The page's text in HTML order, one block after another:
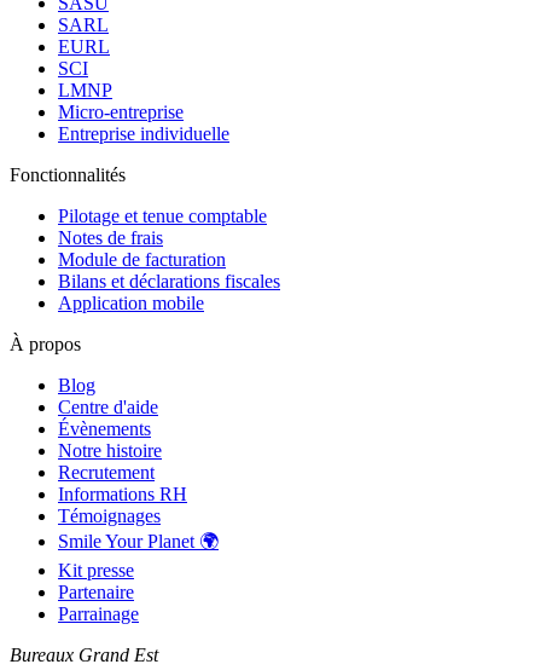
SARL
EURL
SCI
LMNP
Micro-entreprise
Entreprise individuelle
Fonctionnalités
Pilotage et tenue comptable
Notes de frais
Module de facturation
Bilans et déclarations fiscales
Application mobile
À propos
Blog
Centre d'aide
Évènements
Notre histoire
Recrutement
Informations RH
Témoignages
Smile Your Planet 🌍
Kit presse
Partenaire
Parrainage
Bureaux Grand Est